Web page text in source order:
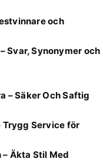
och
Svar, Synonymer och
– Säker Och Saftig
Trygg Service för
– Äkta Stil Med